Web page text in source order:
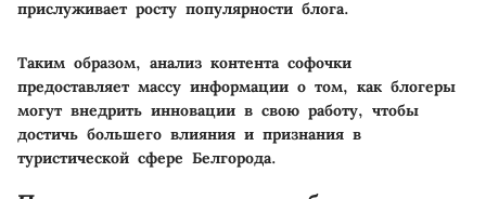
прислуживает росту популярности блога.
Таким образом, анализ контента софочки
предоставляет массу информации о том, как блогеры
могут внедрить инновации в свою работу, чтобы
достичь большего влияния и признания в
туристической сфере Белгорода.